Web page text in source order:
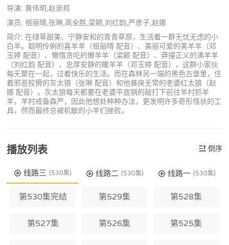
导演: 黄伟明,赵崇邦
演员: 祖丽晴,张琳,高全胜,梁颖,刘红韵,严彦子,赵娜
简介: 在绿草甜美、宁静安和的青青草原，生活着一群无忧无虑的小
白羊。聪明伶俐的喜羊羊（祖丽晴 配音）、美丽可爱的美羊羊（邓
玉婷 配音）、懒惰贪吃的懒羊羊（梁颖 配音）、莽撞正义的沸羊羊
（刘红韵 配音）、忠厚安静的暖羊羊（邓玉婷 配音），这群小家伙
每天聚在一起，过着快乐的生活。而在森林另一端的黑色古堡里，住
着邪恶狡猾的灰太狼（张琳 配音）和他暴戾无常的老婆红太狼（赵
娜 配音）。灰太狼每天都要在老婆平底锅的敲打下前往羊村抓羊
羊，羊村戒备森严，因此他想处种种办法，更发明许多奇形怪状的工
具，然而最终总被机敏的小羊们挫败。
播放列表 倒序
线路三 (530集) 线路二 (530集) 线路一 (530集)
第530集完结 第529集 第528集
第527集 第526集 第525集